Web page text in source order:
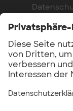
Arbeite
Benefits
Offene